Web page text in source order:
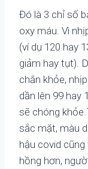
Đó là 3 chỉ số
oxy máu. Vì
(ví dụ 120 hay
giảm hay tụt).
chắn khỏe,
dần lên 99 hay
sẽ chóng
sắc mặt, màu
hậu covid cũng
hồng hơn,